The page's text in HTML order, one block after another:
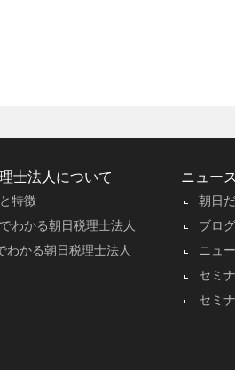
士法人について
特徴
わかる朝日税理士法人
わかる朝日税理士法人
ニュー
朝日
ブログ
ニュ
セミ
セミ